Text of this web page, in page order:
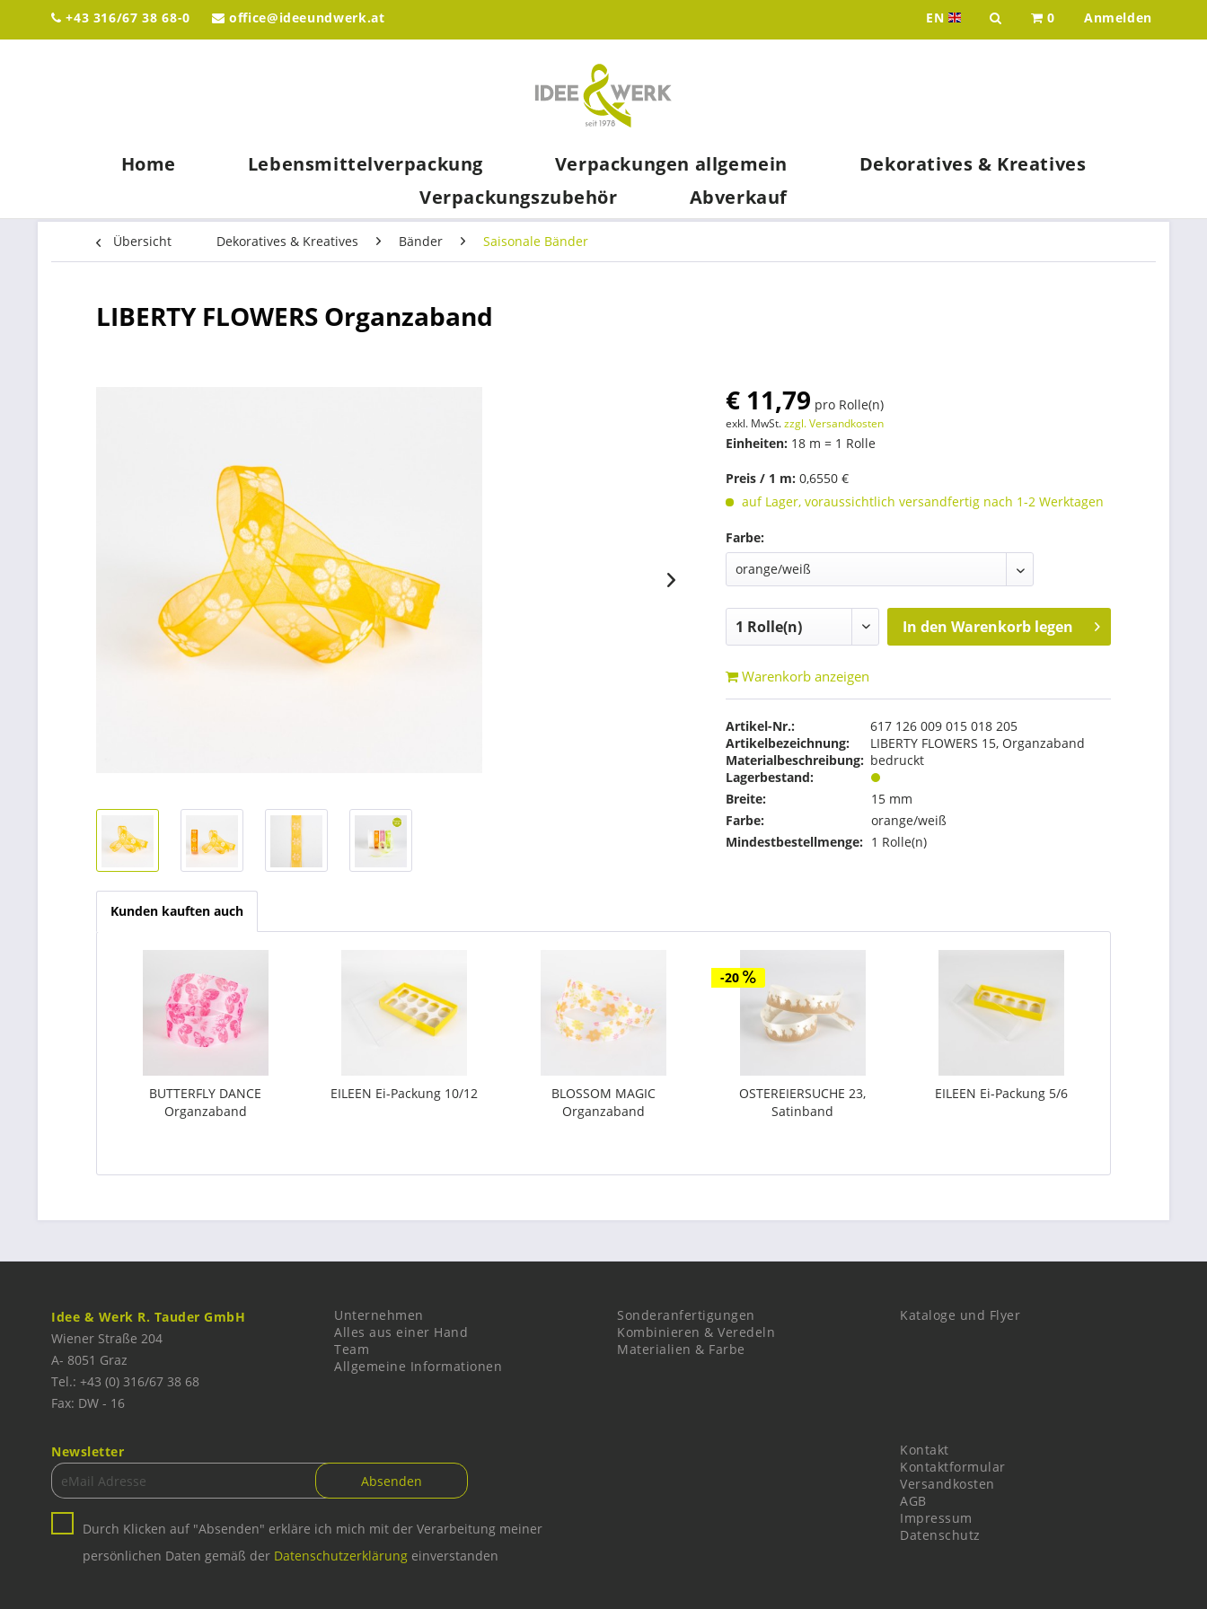
+43 316/67 38 68-0 office@ideeundwerk.at EN Idee & Werk - your wholesaler for
0 Anmelden
Home Lebensmittelverpackung Verpackungen allgemein
Dekoratives & Kreatives
Verpackungszubehör
Abverkauf
Übersicht Dekoratives & Kreatives Bänder Saisonale Bänder
LIBERTY FLOWERS Organzaband
€ 11,79 pro Rolle(n)
exkl. MwSt.zzgl. Versandkosten
Einheiten: 18 m = 1 Rolle
Preis / 1 m: 0,6550 €
auf Lager, voraussichtlich versandfertig nach 1-2 Werktagen
Farbe:
In den Warenkorb legen
Warenkorb anzeigen
Artikel-Nr.:
617 126 009 015 018 205
Artikelbezeichnung:
LIBERTY FLOWERS 15, Organzaband
Materialbeschreibung: bedruckt
Lagerbestand:
Breite:
15 mm
Farbe:
orange/weiß
Mindestbestellmenge: 1 Rolle(n)
Kunden kauften auch
BUTTERFLY DANCE
Organzaband
EILEEN Ei-Packung 10/12
BLOSSOM MAGIC
Organzaband
-20
OSTEREIERSUCHE 23,
Satinband
EILEEN Ei-Packung 5/6
Idee & Werk R. Tauder GmbH
Wiener Straße 204
A- 8051 Graz
Tel.: +43 (0) 316/67 38 68
Fax: DW - 16
Unternehmen
Alles aus einer Hand
Team
Allgemeine Informationen
Sonderanfertigungen
Kombinieren & Veredeln
Materialien & Farbe
Kataloge und Flyer
Newsletter
Durch Klicken auf "Absenden" erkläre ich mich mit der Verarbeitung meiner
persönlichen Daten gemäß der Datenschutzerklärung einverstanden
Kontakt
Kontaktformular
Versandkosten
AGB
Impressum
Datenschutz